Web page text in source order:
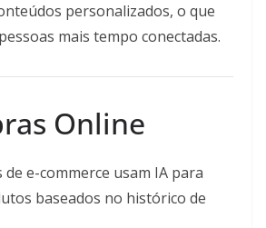
personalizados, o que
mais tempo conectadas.
Online
e-commerce usam IA para
baseados no histórico de